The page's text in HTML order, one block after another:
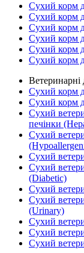
Сухий корм
Сухий корм
Сухий корм
Сухий корм
Сухий корм
Сухий корм
Ветеринарні
Сухий корм
Сухий корм
Сухий
печінки
Сухий
Сухий
Сухий
(Diabetic)
Сухий
Сухий
(Urinary)
Сухий
Сухий
Сухий